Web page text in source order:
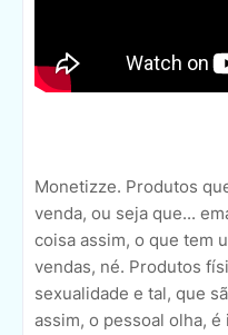
Monetizze. Produtos
venda, ou seja que...
coisa assim, o que tem
vendas, né. Produtos
sexualidade e tal, que
assim, o pessoal olha,